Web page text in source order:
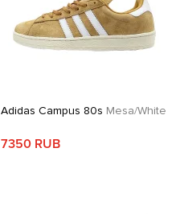
Adidas Campus 80s Mesa/White
7350 RUB